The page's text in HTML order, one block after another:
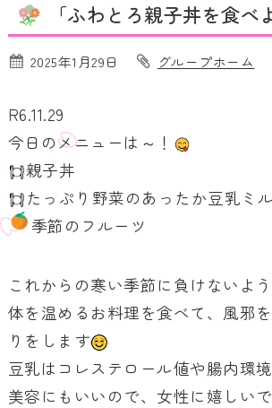
「ふわとろ親子丼を食べ
2025年1月29日 グループホーム
R6.11.29
今日のメニューは～！
親子丼
たっぷり野菜のあったか豆乳ミ
季節のフルーツ
これからの寒い季節に負けないよう
体を温めるお料理を食べて、風邪
りをします
豆乳はコレステロール値や腸内環境
美容にもいいので、女性に嬉しい